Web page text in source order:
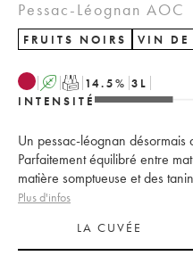
Pessac-Léognan AOC
FRUITS NOIRS VIN DE
A T 14.5% 3 L
INTENSITÉ
Un pessac-léognan désormais
Parfaitement équilibré entre
matière somptueuse et des
Plus d'infos
LA CUVÉE